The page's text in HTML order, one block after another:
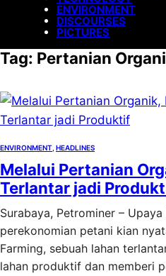
ENVIRONMENT
DISCOURSES
PICTURES
Tag: Pertanian
ENVIRONMENT HEADLINES
Melalui Pertanian
Terlantar jadi
Surabaya, Petrominer –
perekonomian petani kian
Farming, sebuah lahan
lahan produktif dan memberi